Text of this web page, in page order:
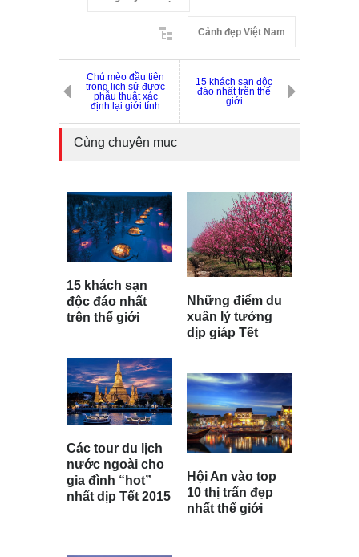
Cảnh đẹp Việt Nam
Chú mèo đầu tiên
trong lịch sử được
phẫu thuật xác
định lại giới tính
15 khách sạn độc
đáo nhất trên thế
giới
Cùng chuyên mục
15 khách sạn
độc đáo nhất
trên thế giới
Các tour du lịch
nước ngoài cho
gia đình “hot”
nhất dịp Tết 2015
Những điểm du
xuân lý tưởng
dịp giáp Tết
Hội An vào top
10 thị trấn đẹp
nhất thế giới